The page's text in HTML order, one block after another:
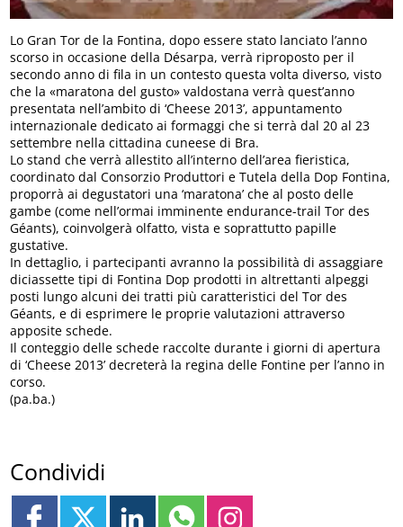
Lo Gran Tor de la Fontina, dopo essere stato lanciato l’anno
scorso in occasione della Désarpa, verrà riproposto per il
secondo anno di fila in un contesto questa volta diverso, visto
che la «maratona del gusto» valdostana verrà quest’anno
presentata nell’ambito di ‘Cheese 2013’, appuntamento
internazionale dedicato ai formaggi che si terrà dal 20 al 23
settembre nella cittadina cuneese di Bra.
Lo stand che verrà allestito all’interno dell’area fieristica,
coordinato dal Consorzio Produttori e Tutela della Dop Fontina,
proporrà ai degustatori una ‘maratona’ che al posto delle
gambe (come nell’ormai imminente endurance-trail Tor des
Géants), coinvolgerà olfatto, vista e soprattutto papille
gustative.
In dettaglio, i partecipanti avranno la possibilità di assaggiare
diciassette tipi di Fontina Dop prodotti in altrettanti alpeggi
posti lungo alcuni dei tratti più caratteristici del Tor des
Géants, e di esprimere le proprie valutazioni attraverso
apposite schede.
Il conteggio delle schede raccolte durante i giorni di apertura
di ‘Cheese 2013’ decreterà la regina delle Fontine per l’anno in
corso.
(pa.ba.)
Condividi